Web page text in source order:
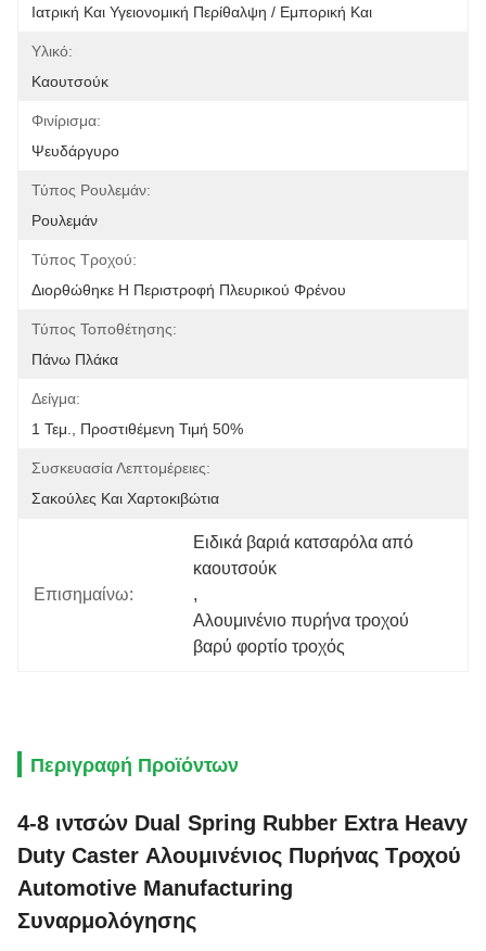
Ιατρική Και Υγειονομική Περίθαλψη / Εμπορική Και
Υλικό:
Καουτσούκ
Φινίρισμα:
Ψευδάργυρο
Τύπος Ρουλεμάν:
Ρουλεμάν
Τύπος Τροχού:
Διορθώθηκε Η Περιστροφή Πλευρικού Φρένου
Τύπος Τοποθέτησης:
Πάνω Πλάκα
Δείγμα:
1 Τεμ., Προστιθέμενη Τιμή 50%
Συσκευασία Λεπτομέρειες:
Σακούλες Και Χαρτοκιβώτια
Επισημαίνω:
Ειδικά βαριά κατσαρόλα από
καουτσούκ
,
Αλουμινένιο πυρήνα τροχού
βαρύ φορτίο τροχός
Περιγραφή Προϊόντων
4-8 ιντσών Dual Spring Rubber Extra Heavy
Duty Caster Αλουμινένιος Πυρήνας Τροχού
Automotive Manufacturing
Συναρμολόγησης